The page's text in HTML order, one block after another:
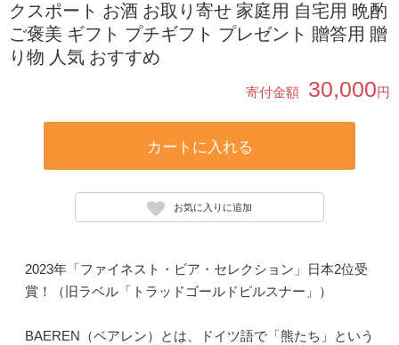
クスポート お酒 お取り寄せ 家庭用 自宅用 晩酌
ご褒美 ギフト プチギフト プレゼント 贈答用 贈
り物 人気 おすすめ
寄付金額 30,000円
カートに入れる
お気に入りに追加
2023年「ファイネスト・ビア・セレクション」日本2位受
賞！（旧ラベル「トラッドゴールドピルスナー」）
BAEREN（ベアレン）とは、ドイツ語で「熊たち」という